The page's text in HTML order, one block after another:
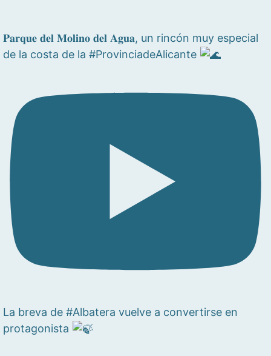
𝐏𝐚𝐫𝐪𝐮𝐞 𝐝𝐞𝐥 𝐌𝐨𝐥𝐢𝐧𝐨 𝐝𝐞𝐥 𝐀𝐠𝐮𝐚, un rincón muy especial
de la costa de la #ProvinciadeAlicante
La breva de #Albatera vuelve a convertirse en
protagonista